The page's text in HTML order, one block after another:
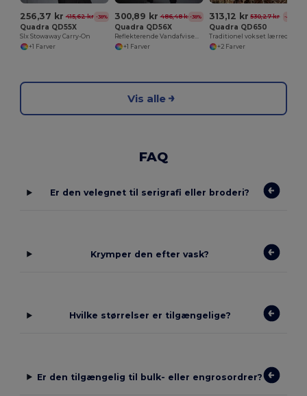
256,37 kr 415,62 kr -38%
Quadra QD55X
Slx Stowaway Carry-On
+1 Farver
300,89 kr 486,48 kr-38%
Quadra QD56X
Reflekterende Vandafvisende Haul Taske
+1 Farver
313,12 kr 530,27 kr -41%
Quadra QD650
+2 Farver
Vis alle
FAQ
Er den velegnet til serigrafi eller broderi?
Krymper den efter vask?
Hvilke størrelser er tilgængelige?
Er den tilgængelig til bulk- eller engrosordrer?